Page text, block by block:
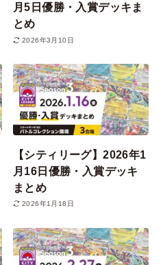
月5日優勝・入賞デッキま
とめ
2026年3月10日
【シティリーグ】2026年1
月16日優勝・入賞デッキ
まとめ
2026年1月18日